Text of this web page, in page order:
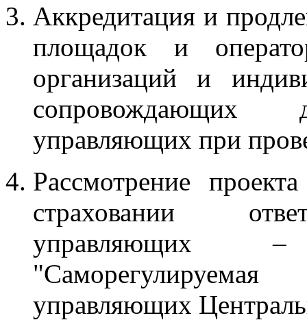
Аккредитация и
площадок и
организаций и
сопровождающих
управляющих при
Рассмотрение
страховании
управляющих
управляющих